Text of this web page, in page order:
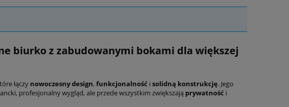
biurko z zabudowanymi bokami dla większej
łączy nowoczesny design, funkcjonalność i solidną konstrukcję. Jego
profesjonalny wygląd, ale przede wszystkim zwiększają prywatność i